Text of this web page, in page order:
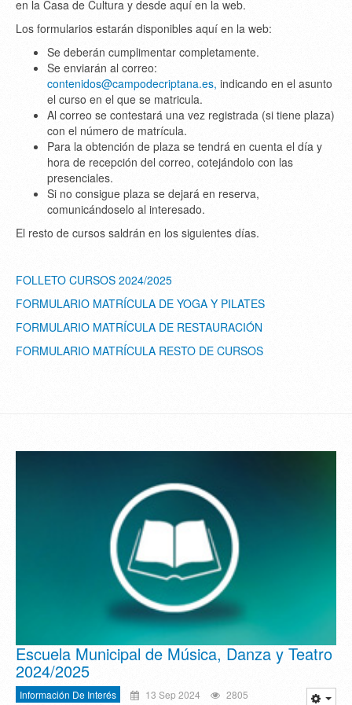
en la Casa de Cultura y desde aquí en la web.
Los formularios estarán disponibles aquí en la web:
Se deberán cumplimentar completamente.
Se enviarán al correo:
contenidos@campodecriptana.es, indicando en el asunto
el curso en el que se matricula.
Al correo se contestará una vez registrada (si tiene plaza)
con el número de matrícula.
Para la obtención de plaza se tendrá en cuenta el día y
hora de recepción del correo, cotejándolo con las
presenciales.
Si no consigue plaza se dejará en reserva,
comunicándoselo al interesado.
El resto de cursos saldrán en los siguientes días.
FOLLETO CURSOS 2024/2025
FORMULARIO MATRÍCULA DE YOGA Y PILATES
FORMULARIO MATRÍCULA DE RESTAURACIÓN
FORMULARIO MATRÍCULA RESTO DE CURSOS
Escuela Municipal de Música, Danza y Teatro
2024/2025
Información De Interés 13 Sep 2024 2805